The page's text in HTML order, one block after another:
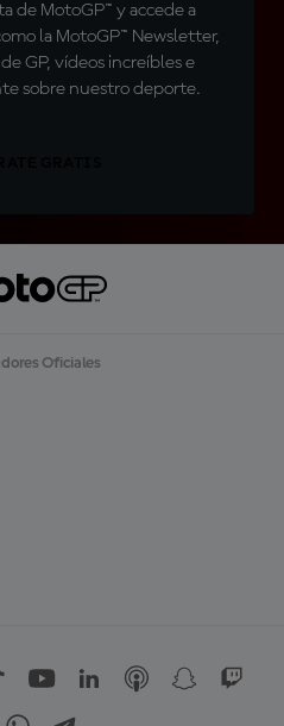
de MotoGP™ y accede a
la MotoGP™ Newsletter,
GP, vídeos increíbles e
sobre nuestro deporte.
Oficiales